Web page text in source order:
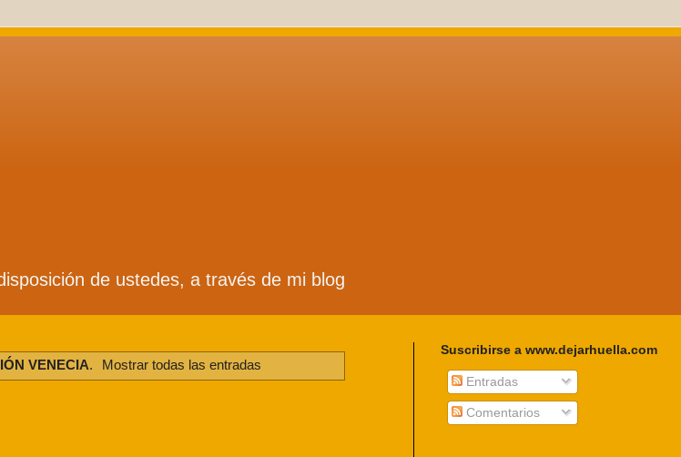
de ustedes, a través de mi blog
VENECIA. Mostrar todas las entradas
Suscribirse a www.dejarhuella.com
Entradas
Comentarios